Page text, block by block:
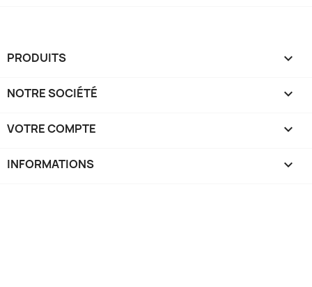
PRODUITS 
NOTRE SOCIÉTÉ 
VOTRE COMPTE 
INFORMATIONS keyboard_arrow_down